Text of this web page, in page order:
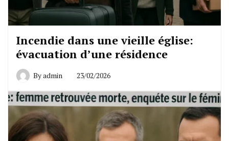
Incendie dans une vieille église:
évacuation d’une résidence
Byadmin 23/02/2026